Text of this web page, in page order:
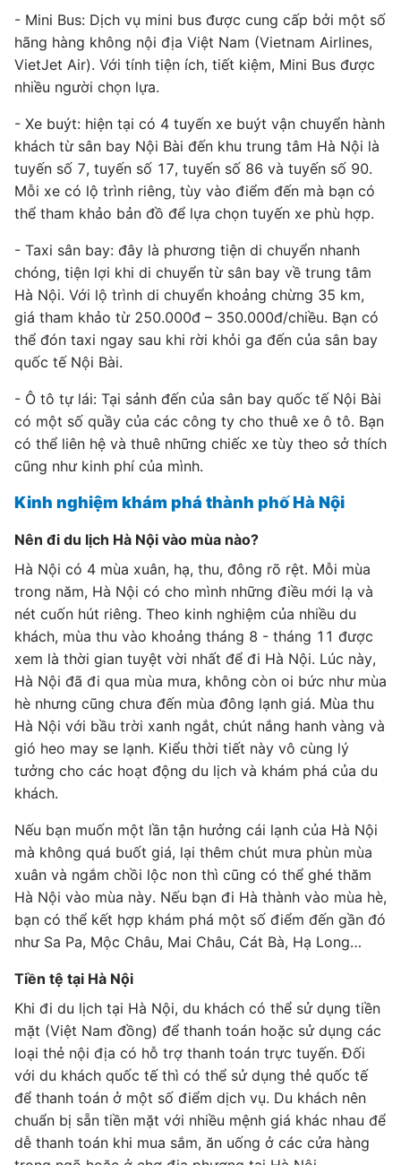
- Mini Bus: Dịch vụ mini bus được cung cấp bởi một số
hãng hàng không nội địa Việt Nam (Vietnam Airlines,
VietJet Air). Với tính tiện ích, tiết kiệm, Mini Bus được
nhiều người chọn lựa.
- Xe buýt: hiện tại có 4 tuyến xe buýt vận chuyển hành
khách từ sân bay Nội Bài đến khu trung tâm Hà Nội là
tuyến số 7, tuyến số 17, tuyến số 86 và tuyến số 90.
Mỗi xe có lộ trình riêng, tùy vào điểm đến mà bạn có
thể tham khảo bản đồ để lựa chọn tuyến xe phù hợp.
- Taxi sân bay: đây là phương tiện di chuyển nhanh
chóng, tiện lợi khi di chuyển từ sân bay về trung tâm
Hà Nội. Với lộ trình di chuyển khoảng chừng 35 km,
giá tham khảo từ 250.000đ – 350.000đ/chiều. Bạn có
thể đón taxi ngay sau khi rời khỏi ga đến của sân bay
quốc tế Nội Bài.
- Ô tô tự lái: Tại sảnh đến của sân bay quốc tế Nội Bài
có một số quầy của các công ty cho thuê xe ô tô. Bạn
có thể liên hệ và thuê những chiếc xe tùy theo sở thích
cũng như kinh phí của mình.
Kinh nghiệm khám phá thành phố Hà Nội
Nên đi du lịch Hà Nội vào mùa nào?
Hà Nội có 4 mùa xuân, hạ, thu, đông rõ rệt. Mỗi mùa
trong năm, Hà Nội có cho mình những điều mới lạ và
nét cuốn hút riêng. Theo kinh nghiệm của nhiều du
khách, mùa thu vào khoảng tháng 8 - tháng 11 được
xem là thời gian tuyệt vời nhất để đi Hà Nội. Lúc này,
Hà Nội đã đi qua mùa mưa, không còn oi bức như mùa
hè nhưng cũng chưa đến mùa đông lạnh giá. Mùa thu
Hà Nội với bầu trời xanh ngắt, chút nắng hanh vàng và
gió heo may se lạnh. Kiểu thời tiết này vô cùng lý
tưởng cho các hoạt động du lịch và khám phá của du
khách.
Nếu bạn muốn một lần tận hưởng cái lạnh của Hà Nội
mà không quá buốt giá, lại thêm chút mưa phùn mùa
xuân và ngắm chồi lộc non thì cũng có thể ghé thăm
Hà Nội vào mùa này. Nếu bạn đi Hà thành vào mùa hè,
bạn có thể kết hợp khám phá một số điểm đến gần đó
như Sa Pa, Mộc Châu, Mai Châu, Cát Bà, Hạ Long…
Tiền tệ tại Hà Nội
Khi đi du lịch tại Hà Nội, du khách có thể sử dụng tiền
mặt (Việt Nam đồng) để thanh toán hoặc sử dụng các
loại thẻ nội địa có hỗ trợ thanh toán trực tuyến. Đối
với du khách quốc tế thì có thể sử dụng thẻ quốc tế
để thanh toán ở một số điểm dịch vụ. Du khách nên
chuẩn bị sẵn tiền mặt với nhiều mệnh giá khác nhau để
dễ thanh toán khi mua sắm, ăn uống ở các cửa hàng